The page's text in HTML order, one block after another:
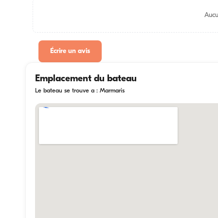
Écrire un avis
Emplacement du bateau
Le bateau se trouve a : Marmaris